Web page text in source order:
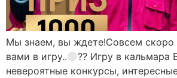
Мы знаем, вы ждете!Совсем
вами в игру..
?? Игру в кальмара
невероятные конкурсы,